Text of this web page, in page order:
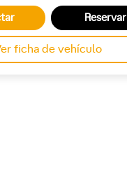
Reservar
ficha de vehículo